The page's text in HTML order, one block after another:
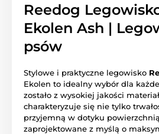
Reedog
Ekolen Ash |
psów
Stylowe i praktyczne legowisko
Ekolen to idealny wybór dla
zostało z wysokiej jakości
charakteryzuje się nie tylko
przyjemną w dotyku
zaprojektowane z myślą o